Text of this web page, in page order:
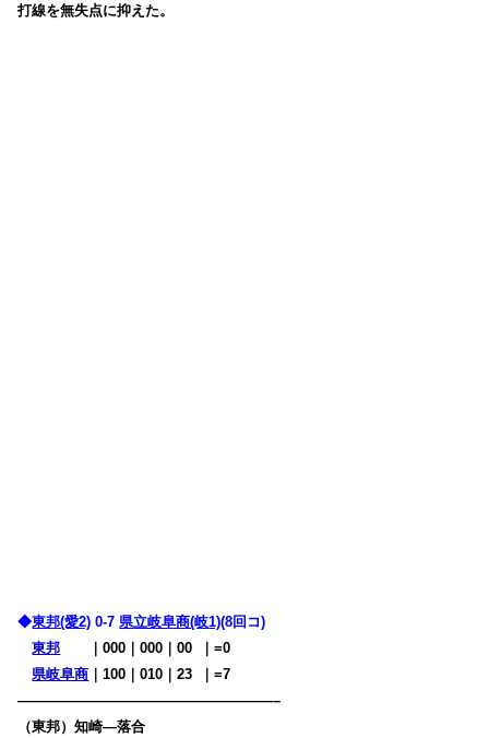
打線を無失点に抑えた。
◆東邦(愛2) 0-7 県立岐阜商(岐1)(8回コ)
東邦
｜000｜000｜00
｜=0
県岐阜商 ｜100｜010｜23
｜=7
——————————————————–
（東邦）知崎―落合